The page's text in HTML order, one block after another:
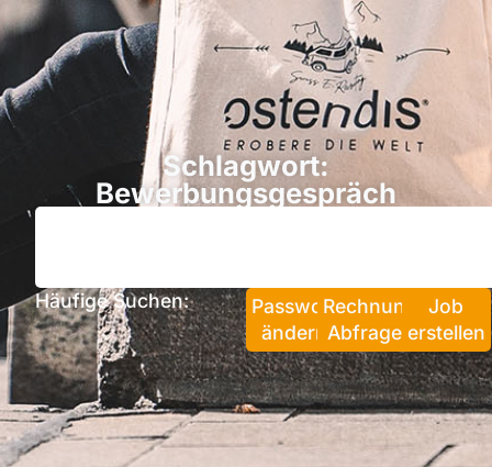
Schlagwort:
Bewerbungsgespräch
Häufige Suchen:
Passwort
ändern
Rechnung
Abfragen
Job
erstellen